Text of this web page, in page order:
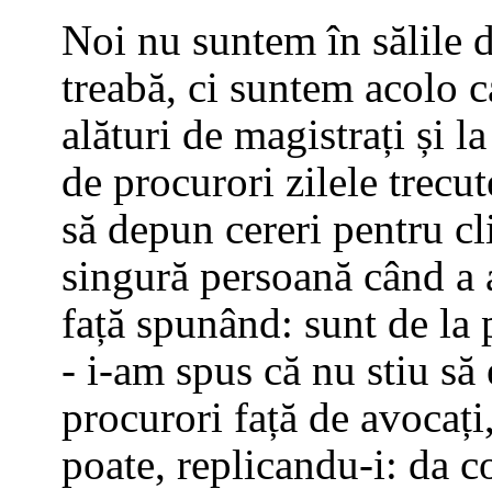
Noi nu suntem în sălile
treabă, ci suntem acolo
alături de magistrați și
de procurori zilele
să depun cereri pentru
singură persoană când
față spunând: sunt de la
- i-am spus că nu stiu
procurori față de
poate, replicandu-i: da